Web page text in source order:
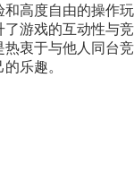
和高度自由的操作玩
了游戏的互动性与竞
热衷于与他人同台竞
乐趣。